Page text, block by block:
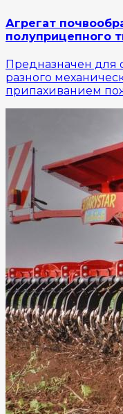
Агрегат
полуприцепного
Предназначен для
разного
припахиванием